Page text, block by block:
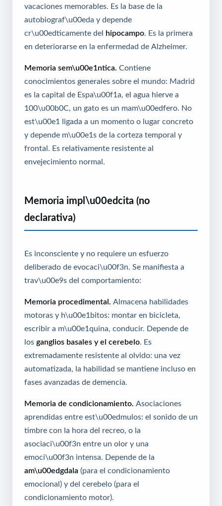
vacaciones memorables. Es la base de la
autobiograf\u00eda y depende
cr\u00edticamente del hipocampo . Es la primera
en deteriorarse en la enfermedad de Alzheimer.
Memoria sem\u00e1ntica. Contiene
conocimientos generales sobre el mundo: Madrid
es la capital de Espa\u00f1a, el agua hierve a
100\u00b0C, un gato es un mam\u00edfero. No
est\u00e1 ligada a un momento o lugar concreto
y depende m\u00e1s de la corteza temporal y
frontal. Es relativamente resistente al
envejecimiento normal.
Memoria impl\u00edcita (no
declarativa)
Es inconsciente y no requiere un esfuerzo
deliberado de evocaci\u00f3n. Se manifiesta a
trav\u00e9s del comportamiento:
Memoria procedimental.
Almacena habilidades
motoras y h\u00e1bitos: montar en bicicleta,
escribir a m\u00e1quina, conducir. Depende de
los ganglios basales y el cerebelo . Es
extremadamente resistente al olvido: una vez
automatizada, la habilidad se mantiene incluso en
fases avanzadas de demencia.
Memoria de condicionamiento. Asociaciones
aprendidas entre est\u00edmulos: el sonido de un
timbre con la hora del recreo, o la
asociaci\u00f3n entre un olor y una
emoci\u00f3n intensa. Depende de la
am\u00edgdala (para el condicionamiento
emocional) y del cerebelo (para el
condicionamiento motor).